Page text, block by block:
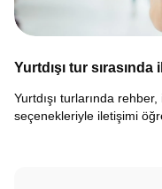
Yurtdışı tur
Yurtdışı turlarında
seçenekleriyle iletişimi